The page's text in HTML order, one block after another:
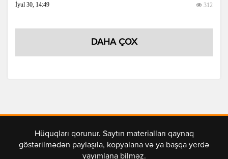
İyul 30, 14:49 312
DAHA ÇOX
Hüquqları qorunur. Saytın materialları qaynaq
göstərilmədən paylaşıla, kopyalana və ya başqa yerdə
yayımlana bilməz.